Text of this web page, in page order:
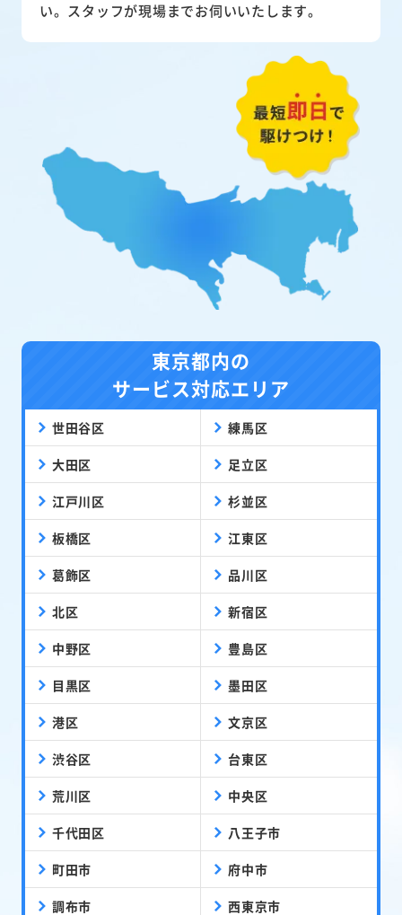
い。スタッフが現場までお伺いいたします。
東京都内の
サービス対応エリア
世田谷区 練馬区
大田区 足立区
江戸川区 杉並区
板橋区 江東区
葛飾区 品川区
北区 新宿区
中野区 豊島区
目黒区 墨田区
港区 文京区
渋谷区 台東区
荒川区 中央区
千代田区 八王子市
町田市 府中市
調布市 西東京市